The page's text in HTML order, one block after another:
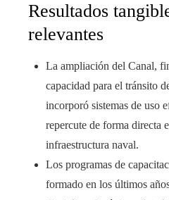
Resultados
relevantes
La ampliación del Canal,
capacidad para el tránsito
incorporó sistemas de uso
repercute de forma directa
infraestructura naval.
Los programas de
formado en los últimos